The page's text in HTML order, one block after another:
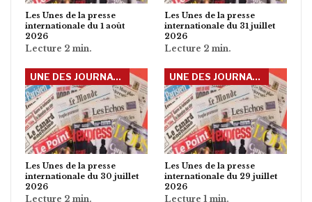
Les Unes de la presse
internationale du 1 août
2026
Les Unes de la presse
internationale du 31 juillet
2026
UNE DES JOURNAUX INTERNATIONAUX
Les Unes de la presse
internationale du 30 juillet
2026
UNE DES JOURNAUX INTERNATIONAUX
Les Unes de la presse
internationale du 29 juillet
2026